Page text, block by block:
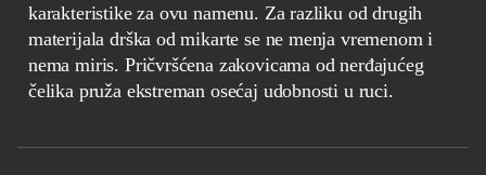
karakteristike za ovu namenu. Za razliku od drugih
materijala drška od mikarte se ne menja vremenom i
nema miris. Pričvršćena zakovicama od nerđajućeg
čelika pruža ekstreman osećaj udobnosti u ruci.